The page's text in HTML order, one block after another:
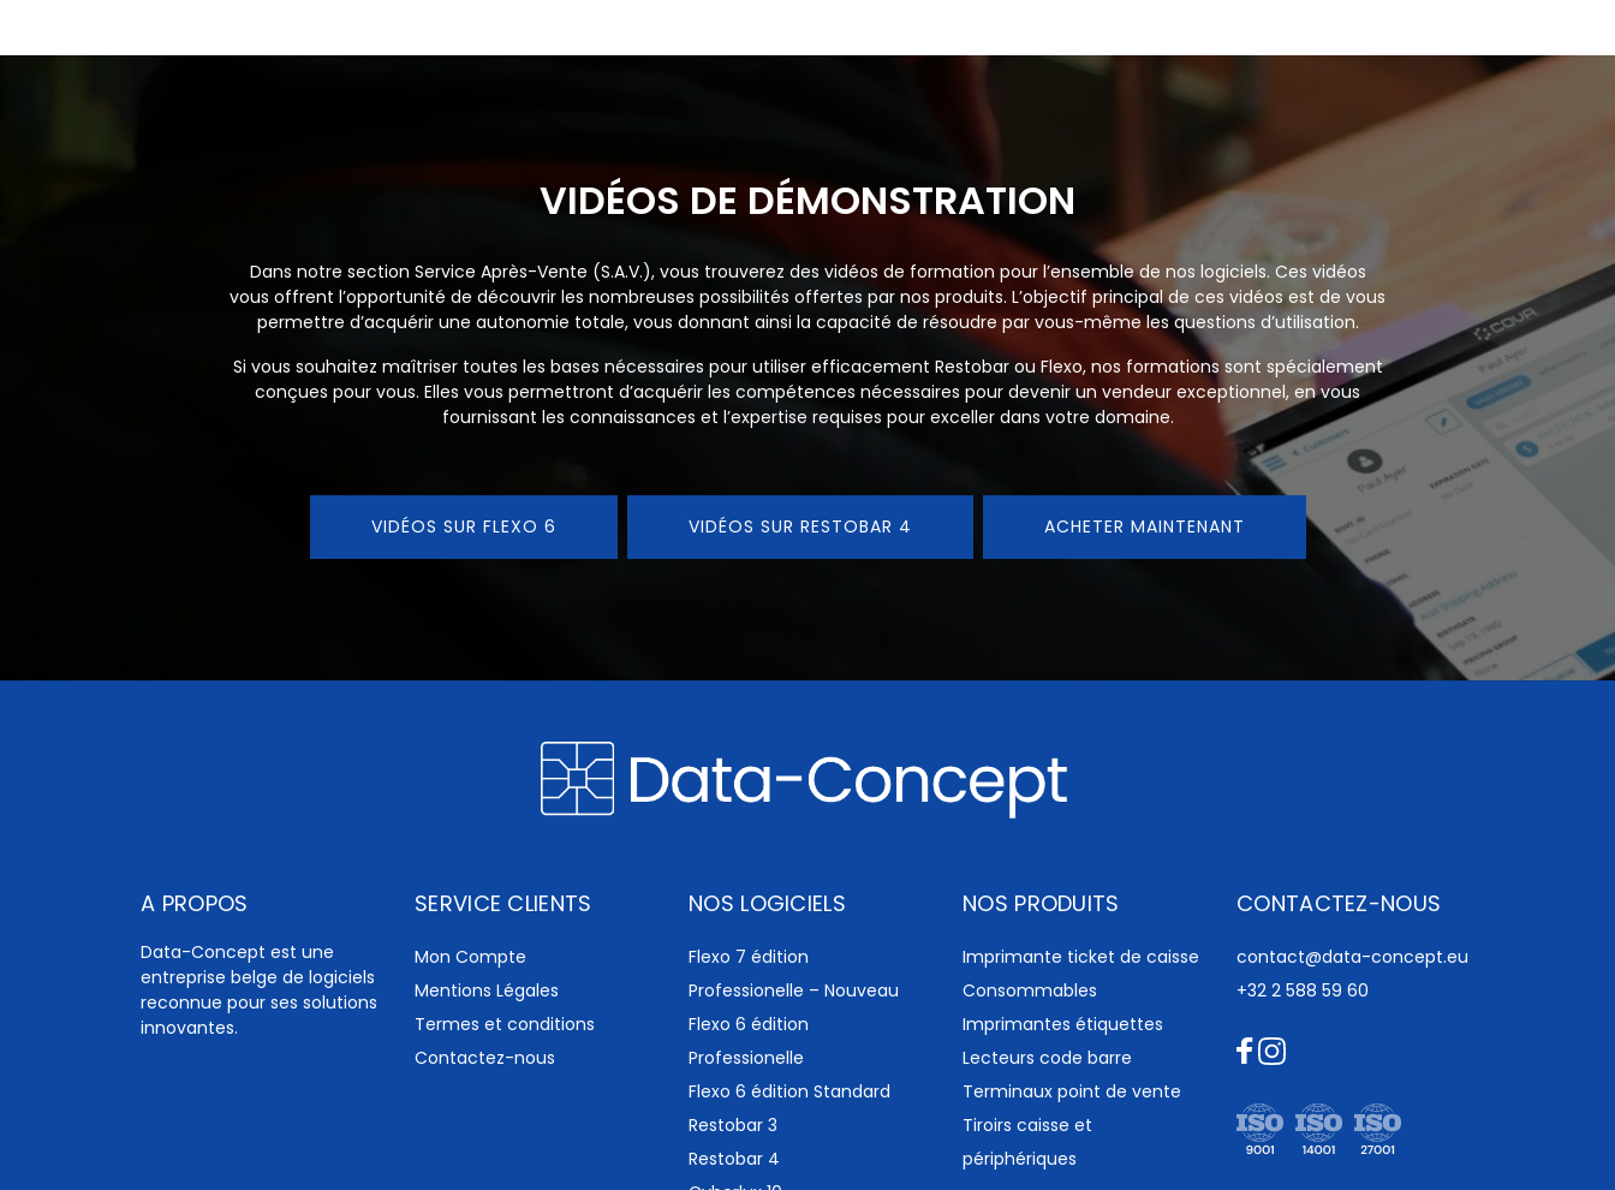
VIDÉOS DE DÉMONSTRATION
Dans notre section Service Après-Vente (S.A.V.), vous trouverez des vidéos de formation pour l’ensemble de nos logiciels. Ces vidéos
vous offrent l’opportunité de découvrir les nombreuses possibilités offertes par nos produits. L’objectif principal de ces vidéos est de vous
permettre d’acquérir une autonomie totale, vous donnant ainsi la capacité de résoudre par vous-même les questions d’utilisation.
Si vous souhaitez maîtriser toutes les bases nécessaires pour utiliser efficacement Restobar ou Flexo, nos formations sont spécialement
conçues pour vous. Elles vous permettront d’acquérir les compétences nécessaires pour devenir un vendeur exceptionnel, en vous
fournissant les connaissances et l’expertise requises pour exceller dans votre domaine.
VIDÉOS SUR FLEXO 6 VIDÉOS SUR RESTOBAR 4 ACHETER MAINTENANT
A PROPOS
Data-Concept est une
entreprise belge de logiciels
reconnue pour ses solutions
innovantes.
SERVICE CLIENTS
Mon Compte
Mentions Légales
Termes et conditions
Contactez-nous
NOS LOGICIELS
Flexo 7 édition
Professionelle – Nouveau
Flexo 6 édition
Professionelle
Flexo 6 édition Standard
Restobar 3
Restobar 4
NOS PRODUITS
Imprimante ticket​ de caisse
Consommables
Imprimantes étiquettes
Lecteurs code barre
Terminaux point de vente
Tiroirs caisse et
périphériques
CONTACTEZ-NOUS
contact@data-concept.eu
+32 2 588 59 60